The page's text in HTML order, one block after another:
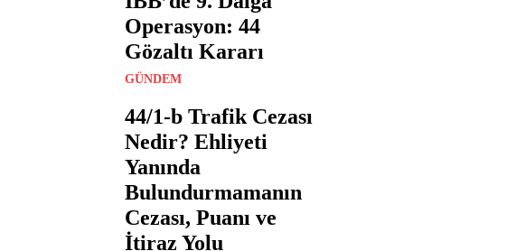
Operasyon: 44
Gözaltı Kararı
GÜNDEM
44/1-b Trafik Cezası
Nedir? Ehliyeti
Yanında
Bulundurmamanın
Cezası, Puanı ve
İtiraz Yolu